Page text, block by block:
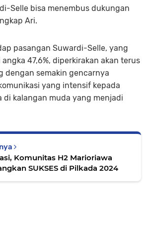
Selle bisa menembus dukungan
Ari.
pasangan Suwardi-Selle, yang
47,6%, diperkirakan akan terus
dengan semakin gencarnya
yang intensif kepada
di kalangan muda yang menjadi
Komunitas H2 Marioriawa
SUKSES di Pilkada 2024